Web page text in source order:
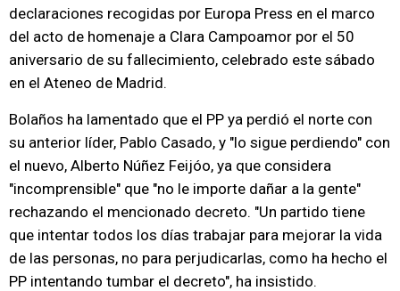
declaraciones recogidas por Europa Press en el marco
del acto de homenaje a Clara Campoamor por el 50
aniversario de su fallecimiento, celebrado este sábado
en el Ateneo de Madrid.
Bolaños ha lamentado que el PP ya perdió el norte con
su anterior líder, Pablo Casado, y "lo sigue perdiendo" con
el nuevo, Alberto Núñez Feijóo, ya que considera
"incomprensible" que "no le importe dañar a la gente"
rechazando el mencionado decreto. "Un partido tiene
que intentar todos los días trabajar para mejorar la vida
de las personas, no para perjudicarlas, como ha hecho el
PP intentando tumbar el decreto", ha insistido.